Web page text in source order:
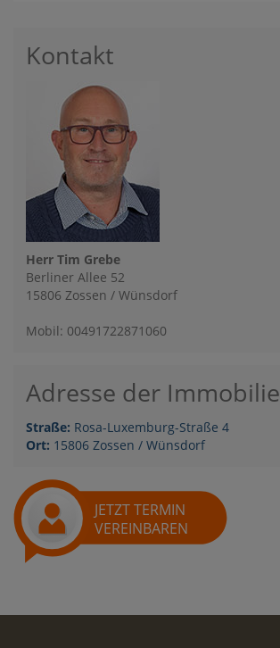
Kontakt
Herr Tim Grebe
Berliner Allee 52
15806 Zossen / Wünsdorf
Mobil: 00491722871060
Adresse der Immobilie
Straße: Rosa-Luxemburg-Straße 4
Ort: 15806 Zossen / Wünsdorf
JETZT TERMIN
VEREINBAREN